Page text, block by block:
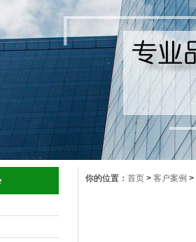
你的位置： 首页 > 客户案例 >